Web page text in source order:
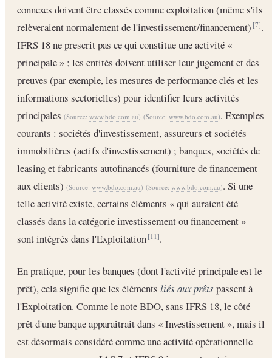
connexes doivent être classés comme exploitation (même s'ils
relèveraient normalement de l'investissement/financement)[7].
IFRS 18 ne prescrit pas ce qui constitue une activité «
principale » ; les entités doivent utiliser leur jugement et des
preuves (par exemple, les mesures de performance clés et les
informations sectorielles) pour identifier leurs activités
principales (Source: www.bdo.com.au) (Source: www.bdo.com.au). Exemples
courants : sociétés d'investissement, assureurs et sociétés
immobilières (actifs d'investissement) ; banques, sociétés de
leasing et fabricants autofinancés (fourniture de financement
aux clients) (Source: www.bdo.com.au) (Source: www.bdo.com.au). Si une
telle activité existe, certains éléments « qui auraient été
classés dans la catégorie investissement ou financement »
sont intégrés dans l'Exploitation[11].
En pratique, pour les banques (dont l'activité principale est le
prêt), cela signifie que les éléments liés aux prêts passent à
l'Exploitation. Comme le note BDO, sans IFRS 18, le côté
prêt d'une banque apparaîtrait dans « Investissement », mais il
est désormais considéré comme une activité opérationnelle